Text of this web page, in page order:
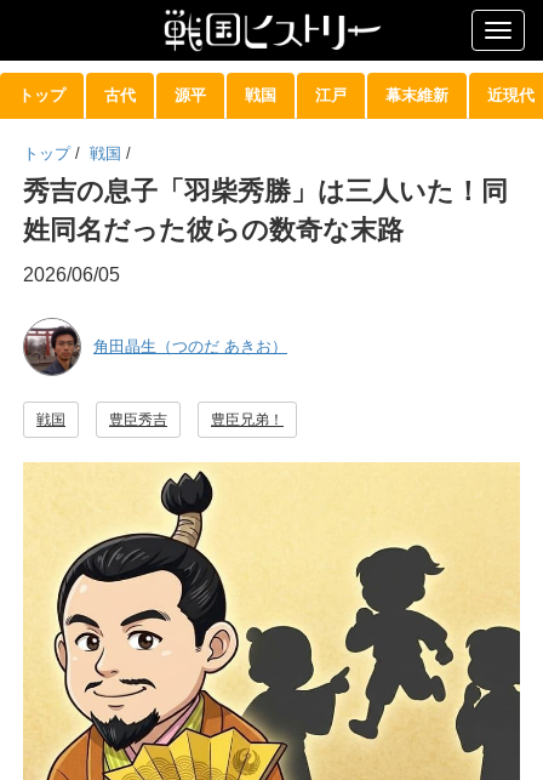
トップ 古代 源平 戦国 江戸 幕末維新 近現代
トップ / 戦国 /
秀吉の息子「羽柴秀勝」は三人いた！同
姓同名だった彼らの数奇な末路
2026/06/05
角田晶生（つのだ あきお）
戦国 豊臣秀吉 豊臣兄弟！